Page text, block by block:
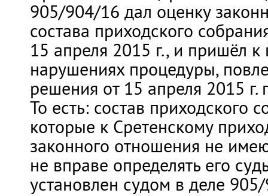
905/904/16 дал оценку
состава приходского
15 апреля 2015 г., и пришёл
нарушениях процедуры,
решения от 15 апреля 2015
То есть: состав приходского
которые к Сретенскому
законного отношения не
не вправе определять его
установлен судом в деле